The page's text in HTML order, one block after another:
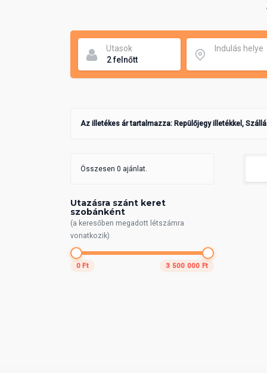
Utasok Indulás helye
Az illetékes ár tartalmazza: Repülőjegy illetékkel,
Összesen 0 ajánlat.
Utazásra szánt keret
szobánként
(a keresőben megadott létszámra
vonatkozik)
0 Ft 3 500 000 Ft